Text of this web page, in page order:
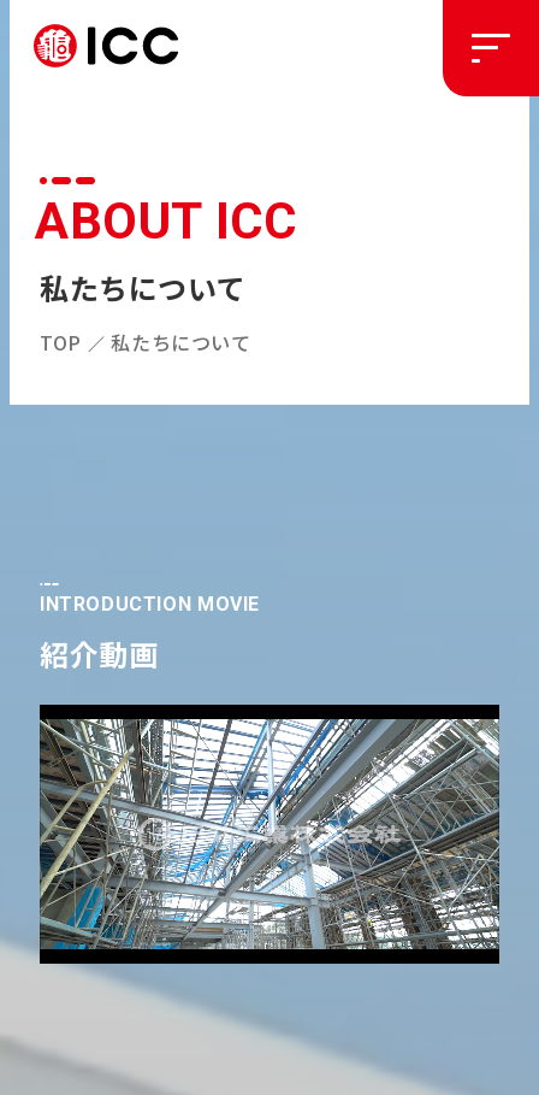
施工実績
私たちについて
セキュリティポリシー
ABOUT ICC
私たちについて
TOP ／ 私たちについて
INTRODUCTION MOVIE
紹介動画